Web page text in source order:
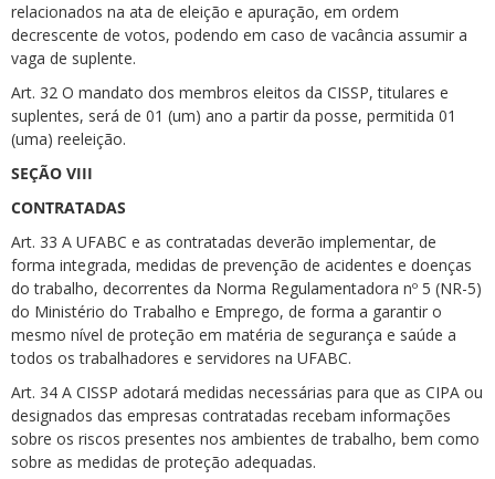
relacionados na ata de eleição e apuração, em ordem
decrescente de votos, podendo em caso de vacância assumir a
vaga de suplente.
Art. 32 O mandato dos membros eleitos da CISSP, titulares e
suplentes, será de 01 (um) ano a partir da posse, permitida 01
(uma) reeleição.
SEÇÃO VIII
CONTRATADAS
Art. 33 A UFABC e as contratadas deverão implementar, de
forma integrada, medidas de prevenção de acidentes e doenças
do trabalho, decorrentes da Norma Regulamentadora nº 5 (NR-5)
do Ministério do Trabalho e Emprego, de forma a garantir o
mesmo nível de proteção em matéria de segurança e saúde a
todos os trabalhadores e servidores na UFABC.
Art. 34 A CISSP adotará medidas necessárias para que as CIPA ou
designados das empresas contratadas recebam informações
sobre os riscos presentes nos ambientes de trabalho, bem como
sobre as medidas de proteção adequadas.